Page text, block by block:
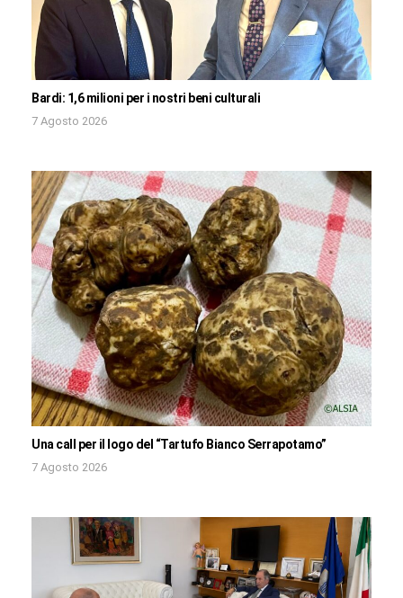
Bardi: 1,6 milioni per i nostri beni culturali
7 Agosto 2026
Una call per il logo del “Tartufo Bianco Serrapotamo”
7 Agosto 2026